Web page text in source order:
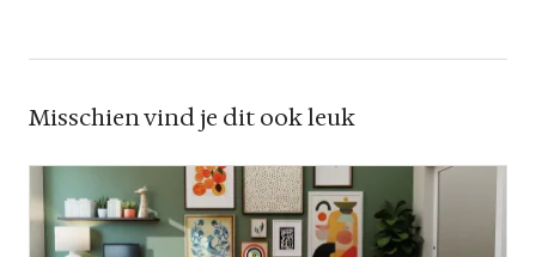
Misschien vind je dit ook leuk